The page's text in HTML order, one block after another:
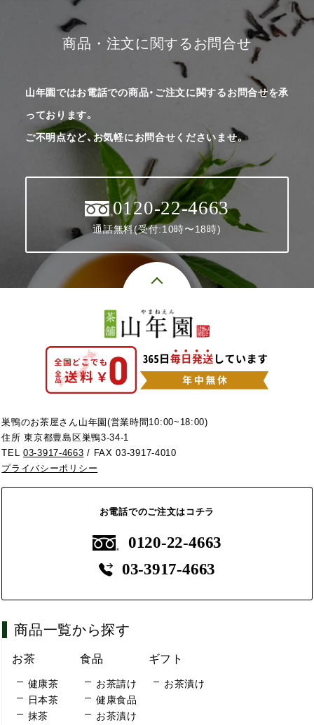
商品・注文に関するお問合せ
山年園ではお電話での商品・ご注文に関するお問合せを承
っております。
ご不明点など、お気軽にお問合せくださいませ。
0120-22-4663
通話無料(受付:10時〜18時)
巣鴨のお茶屋さん山年園(営業時間10:00~18:00)
住所 東京都豊島区巣鴨3-34-1
TEL03-3917-4663 / FAX 03-3917-4010
プライバシーポリシー
お電話でのご注文はコチラ
0120-22-4663
03-3917-4663
商品一覧から探す
お茶
健康茶
日本茶
抹茶
食品
お茶請け
健康食品
お茶漬け
ギフト
お茶漬け